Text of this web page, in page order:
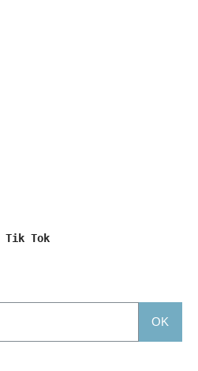
Tik Tok
OK